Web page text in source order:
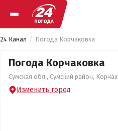
24 Канал Погода Корчаковка
Погода Корчаковка
Сумская обл., Сумский район,
Изменить город